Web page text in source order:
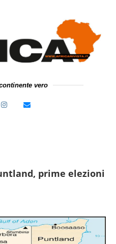
vero
prime elezioni